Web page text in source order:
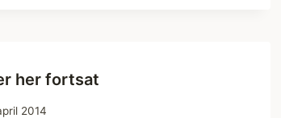
her fortsat
2014